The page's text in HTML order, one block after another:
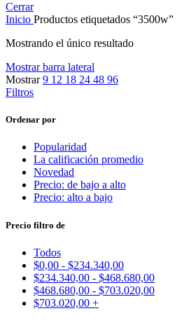
Cerrar
Inicio Productos etiquetados “3500w”
Mostrando el único resultado
Mostrar barra lateral
Mostrar9 12 18 24 48 96
Filtros
Ordenar por
Popularidad
La calificación promedio
Novedad
Precio: de bajo a alto
Precio: alto a bajo
Precio filtro de
Todos
$0,00 - $234.340,00
$234.340,00 - $468.680,00
$468.680,00 - $703.020,00
$703.020,00 +